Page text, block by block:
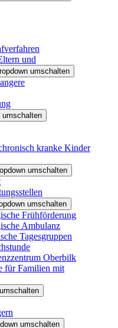
und
umschalten
umschalten
kranke Kinder
umschalten
umschalten
Frühförderung
Ambulanz
Tagesgruppen
Oberbilk
für Familien mit
umschalten